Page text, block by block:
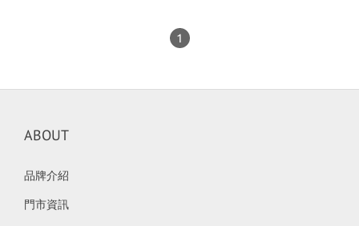
1
ABOUT
品牌介紹
門市資訊